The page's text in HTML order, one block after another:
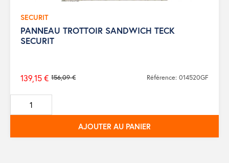
SECURIT
PANNEAU TROTTOIR SANDWICH TECK
SECURIT
Prix
de
base
156,09 €
139,15 € Référence: 014520GF
AJOUTER AU PANIER